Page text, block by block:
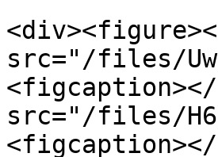
src="/files/
src="/files/